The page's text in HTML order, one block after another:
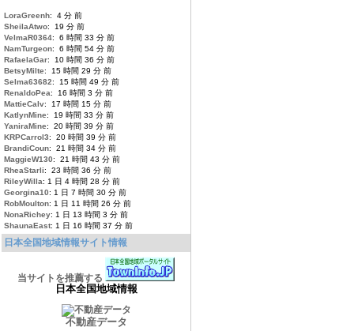
LoraGreenh: 4 分 前
SheilaAtwo: 19 分 前
VelmaR0364: 6 時間 33 分 前
NamTurgeon: 6 時間 54 分 前
RafaelaGar: 10 時間 36 分 前
BetsyMilte: 15 時間 29 分 前
Selma63682: 15 時間 49 分 前
RenaldoPea: 16 時間 3 分 前
MattieCalv: 17 時間 15 分 前
KatlynMine: 19 時間 33 分 前
YaniraMine: 20 時間 39 分 前
KRPCarrol3: 20 時間 39 分 前
BrandiCoun: 21 時間 34 分 前
MaggieW130: 21 時間 43 分 前
RheaStarli: 23 時間 36 分 前
RileyWilla: 1 日 4 時間 28 分 前
Georgina10: 1 日 7 時間 30 分 前
RobMoulton: 1 日 11 時間 26 分 前
NonaRichey: 1 日 13 時間 3 分 前
ShaunaEast: 1 日 16 時間 37 分 前
日本全国地域情報サイト情報
当サイトを推薦する
日本全国地域情報
不動産データ